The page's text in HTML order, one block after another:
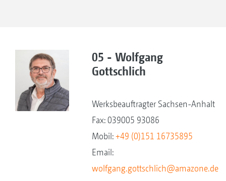
05 - Wolfgang
Gottschlich
Werksbeauftragter Sachsen-Anhalt
Fax: 039005 93086
Mobil:+49 (0)151 16735895
Email:
wolfgang.gottschlich@amazone.de